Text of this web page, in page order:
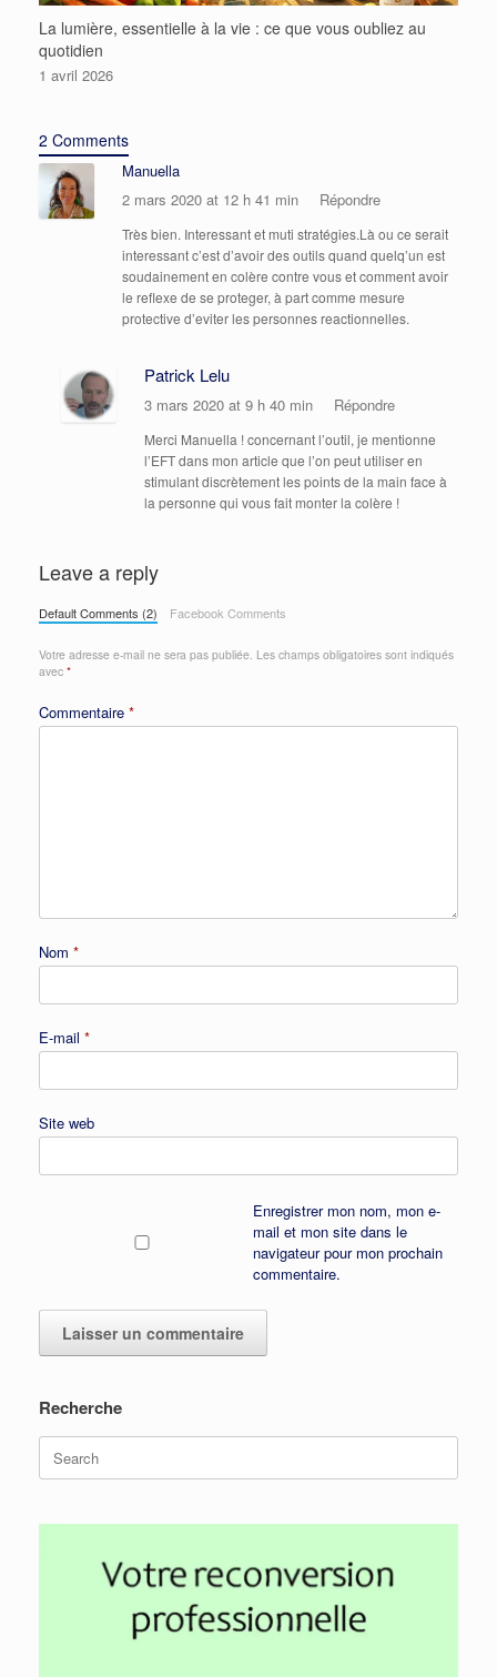
La lumière, essentielle à la vie : ce que vous oubliez au
quotidien
1 avril 2026
2 Comments
Manuella
2 mars 2020 at 12 h 41 min
Répondre
Très bien. Interessant et muti stratégies.Là ou ce serait
interessant c’est d’avoir des outils quand quelq’un est
soudainement en colère contre vous et comment avoir
le reflexe de se proteger, à part comme mesure
protective d’eviter les personnes reactionnelles.
Patrick Lelu
3 mars 2020 at 9 h 40 min Répondre
Merci Manuella ! concernant l’outil, je mentionne
l’EFT dans mon article que l’on peut utiliser en
stimulant discrètement les points de la main face à
la personne qui vous fait monter la colère !
Leave a reply
Default Comments (2) Facebook Comments
Votre adresse e-mail ne sera pas publiée. Les champs obligatoires sont indiqués
avec *
Commentaire *
Nom *
E-mail *
Site web
Enregistrer mon nom, mon e-
mail et mon site dans le
navigateur pour mon prochain
commentaire.
Recherche
Search
for: